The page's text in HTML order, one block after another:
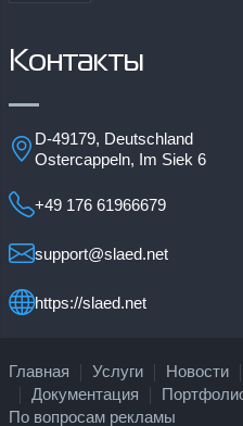
Контакты
D-49179, Deutschland
Ostercappeln, Im Siek 6
+49 176 61966679
support@slaed.net
https://slaed.net
Главная Услуги Новости
Документация
По вопросам рекламы